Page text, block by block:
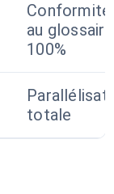
Conformité
au glossaire
100%
totale